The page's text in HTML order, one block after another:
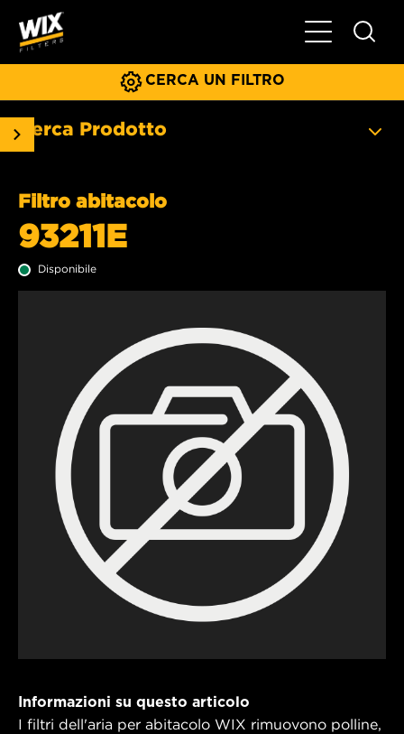
Menu
CERCA UN FILTRO
Cerca Prodotto
Filtro abitacolo
93211E
Disponibile
Informazioni su questo articolo
I filtri dell'aria per abitacolo WIX rimuovono polline,